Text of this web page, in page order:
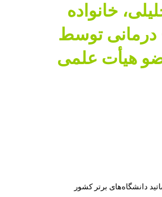
خانواده
درمانی توسط
هیأت علمی
دانشگاه‌های برتر کشور